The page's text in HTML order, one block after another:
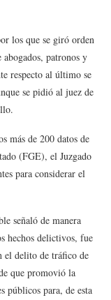
los que se giró orden
patronos y
respecto al último se
se pidió al juez de
más de 200 datos de
(FGE), el Juzgado
para considerar el
señaló de manera
hechos delictivos, fue
el delito de tráfico de
que promovió la
públicos para, de esta